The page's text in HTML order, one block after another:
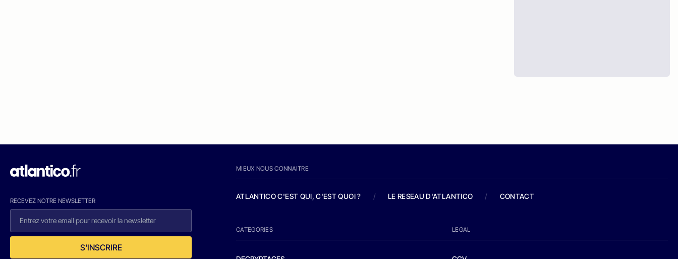
RECEVEZ NOTRE NEWSLETTER
S'INSCRIRE
MIEUX NOUS CONNAITRE
ATLANTICO C'EST QUI, C'EST QUOI ? / LE RESEAU D'ATLANTICO / CONTACT
CATEGORIES LEGAL